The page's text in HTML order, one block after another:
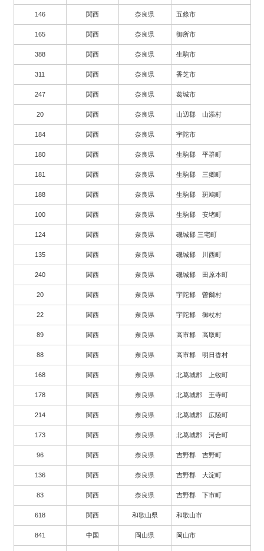
146 関西 奈良県 五條市
165 関西 奈良県 御所市
388 関西 奈良県 生駒市
311 関西 奈良県 香芝市
247 関西 奈良県 葛城市
20 関西 奈良県 山辺郡 山添村
184 関西 奈良県 宇陀市
180 関西 奈良県 生駒郡 平群町
181 関西 奈良県 生駒郡 三郷町
188 関西 奈良県 生駒郡 斑鳩町
100 関西 奈良県 生駒郡 安堵町
124 関西 奈良県 磯城郡 三宅町
135 関西 奈良県 磯城郡 川西町
240 関西 奈良県 磯城郡 田原本町
20 関西 奈良県 宇陀郡 曽爾村
22 関西 奈良県 宇陀郡 御杖村
89 関西 奈良県 高市郡 高取町
88 関西 奈良県 高市郡 明日香村
168 関西 奈良県 北葛城郡 上牧町
178 関西 奈良県 北葛城郡 王寺町
214 関西 奈良県 北葛城郡 広陵町
173 関西 奈良県 北葛城郡 河合町
96 関西 奈良県 吉野郡 吉野町
136 関西 奈良県 吉野郡 大淀町
83 関西 奈良県 吉野郡 下市町
618 関西 和歌山県 和歌山市
841 中国 岡山県 岡山市